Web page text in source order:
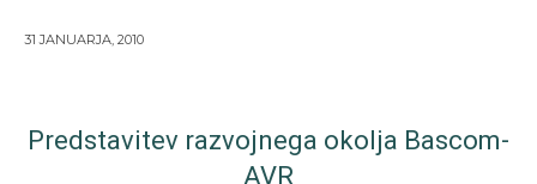
31 JANUARJA, 2010
Predstavitev razvojnega okolja Bascom-
AVR